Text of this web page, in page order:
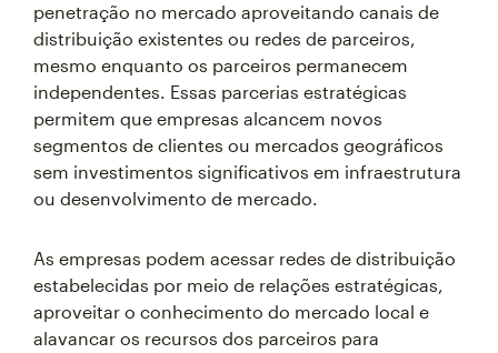
penetração no mercado aproveitando canais de
distribuição existentes ou redes de parceiros,
mesmo enquanto os parceiros permanecem
independentes. Essas parcerias estratégicas
permitem que empresas alcancem novos
segmentos de clientes ou mercados geográficos
sem investimentos significativos em infraestrutura
ou desenvolvimento de mercado.
As empresas podem acessar redes de distribuição
estabelecidas por meio de relações estratégicas,
aproveitar o conhecimento do mercado local e
alavancar os recursos dos parceiros para